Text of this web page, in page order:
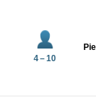
4 – 10